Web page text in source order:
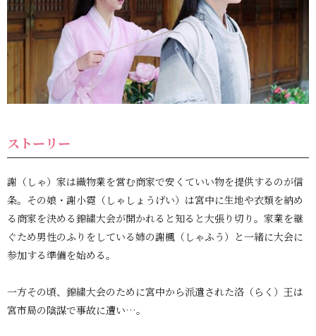
ストーリー
謝（しゃ）家は織物業を営む商家で安くていい物を提供するのが信
条。その娘・謝小霓（しゃしょうげい）は宮中に生地や衣類を納め
る商家を決める錦繍大会が開かれると知ると大張り切り。家業を継
ぐため男性のふりをしている姉の謝楓（しゃふう）と一緒に大会に
参加する準備を始める。
一方その頃、錦繍大会のために宮中から派遣された洛（らく）王は
宮市局の陰謀で事故に遭い…。